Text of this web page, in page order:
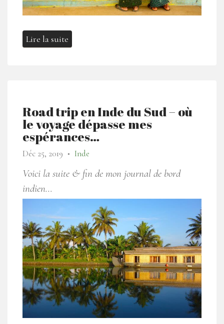
Lire la suite
Road trip en Inde du Sud – où
le voyage dépasse mes
espérances…
Déc 25, 2019 ● Inde
Voici la suite & fin de mon journal de bord
indien…